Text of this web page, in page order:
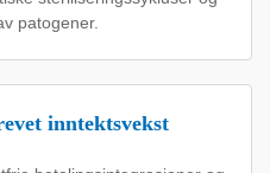
patogener.
inntektsvekst